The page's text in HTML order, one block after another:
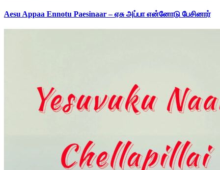
Aesu Appaa Ennotu Paesinaar – ஏசு அப்பா என்னோடு பேசினார்